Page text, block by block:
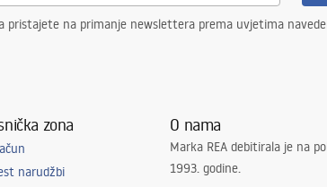
pristajete na primanje newslettera prema uvjetima
zona
narudžbi
O nama
Marka REA debitirala je na
1993. godine.